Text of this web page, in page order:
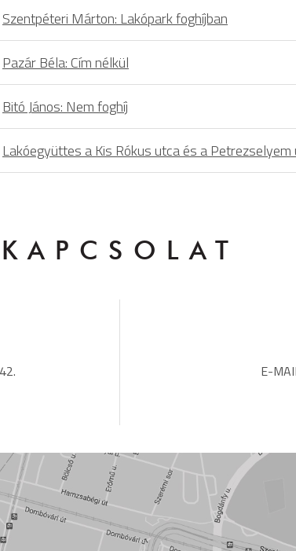
Szentpéteri Márton: Lakópark foghíjban
Pazár Béla: Cím nélkül
Bitó János: Nem foghíj
Lakóegyüttes a Kis Rókus utca és a
KAPCSOLAT
E-